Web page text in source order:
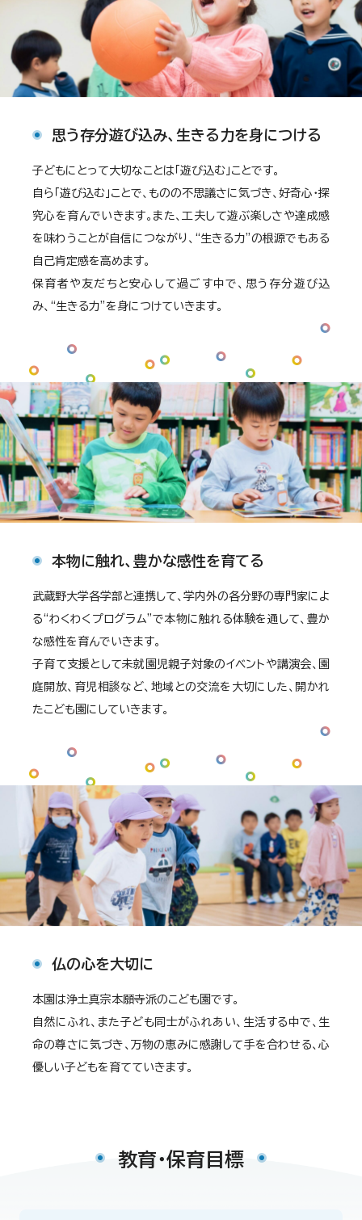
思う存分遊び込み、生きる力を身につける
子どもにとって大切なことは「遊び込む」ことです。
自ら「遊び込む」ことで、ものの不思議さに気づき、好奇心・探
究心を育んでいきます。また、工夫して遊ぶ楽しさや達成感
を味わうことが自信につながり、“生きる力”の根源でもある
自己肯定感を高めます。
保育者や友だちと安心して過ごす中で、思う存分遊び込
み、“生きる力”を身につけていきます。
本物に触れ、豊かな感性を育てる
武蔵野大学各学部と連携して、学内外の各分野の専門家によ
る“わくわくプログラム”で本物に触れる体験を通して、豊か
な感性を育んでいきます。
子育て支援として未就園児親子対象のイベントや講演会、園
庭開放、育児相談など、地域との交流を大切にした、開かれ
たこども園にしていきます。
仏の心を大切に
本園は浄土真宗本願寺派のこども園です。
自然にふれ、また子ども同士がふれあい、生活する中で、生
命の尊さに気づき、万物の恵みに感謝して手を合わせる、心
優しい子どもを育てていきます。
教育・保育目標